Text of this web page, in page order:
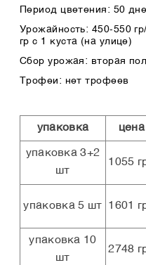
Период цветения: 50
Урожайность: 450-550
гр с 1 куста (на улице)
Сбор урожая: вторая
Трофеи: нет трофеев
упаковка цена
упаковка 3+2
шт
1055
упаковка 5 шт 1601
упаковка 10
шт
2748